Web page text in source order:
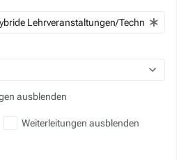
ausblenden
Weiterleitungen ausblenden